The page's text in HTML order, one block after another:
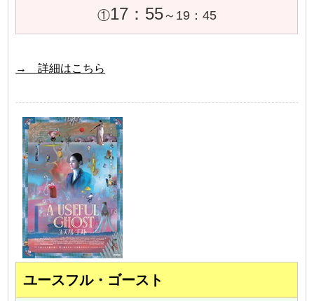
①17：55～19：45
→ 詳細はこちら
ユースフル・ゴースト